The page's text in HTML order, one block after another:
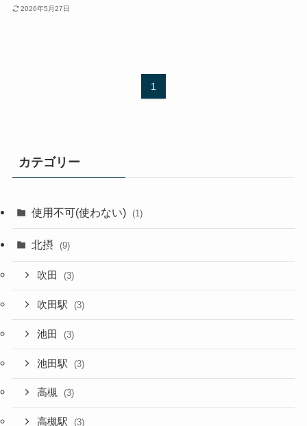
2026年5月27日
1
カテゴリー
使用不可(使わない) (1)
北摂 (9)
吹田 (3)
吹田駅 (3)
池田 (3)
池田駅 (3)
高槻 (3)
高槻駅 (3)